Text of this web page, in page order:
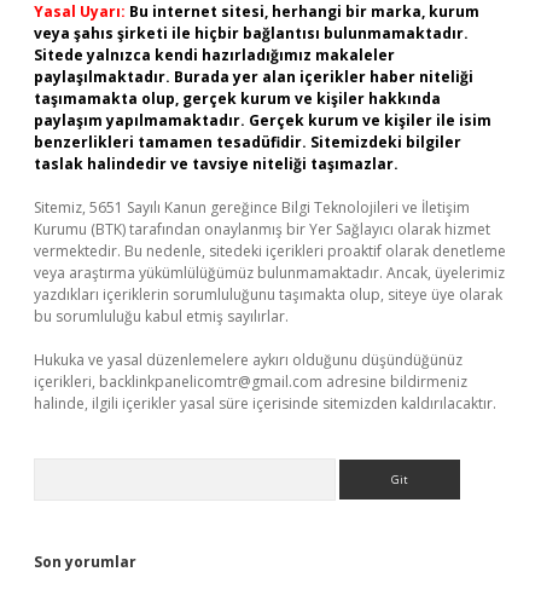
Yasal Uyarı: Bu internet sitesi, herhangi bir marka, kurum
veya şahıs şirketi ile hiçbir bağlantısı bulunmamaktadır.
Sitede yalnızca kendi hazırladığımız makaleler
paylaşılmaktadır. Burada yer alan içerikler haber niteliği
taşımamakta olup, gerçek kurum ve kişiler hakkında
paylaşım yapılmamaktadır. Gerçek kurum ve kişiler ile isim
benzerlikleri tamamen tesadüfidir. Sitemizdeki bilgiler
taslak halindedir ve tavsiye niteliği taşımazlar.
Sitemiz, 5651 Sayılı Kanun gereğince Bilgi Teknolojileri ve İletişim
Kurumu (BTK) tarafından onaylanmış bir Yer Sağlayıcı olarak hizmet
vermektedir. Bu nedenle, sitedeki içerikleri proaktif olarak denetleme
veya araştırma yükümlülüğümüz bulunmamaktadır. Ancak, üyelerimiz
yazdıkları içeriklerin sorumluluğunu taşımakta olup, siteye üye olarak
bu sorumluluğu kabul etmiş sayılırlar.
Hukuka ve yasal düzenlemelere aykırı olduğunu düşündüğünüz
içerikleri, backlinkpanelicomtr@gmail.com adresine bildirmeniz
halinde, ilgili içerikler yasal süre içerisinde sitemizden kaldırılacaktır.
Son yorumlar